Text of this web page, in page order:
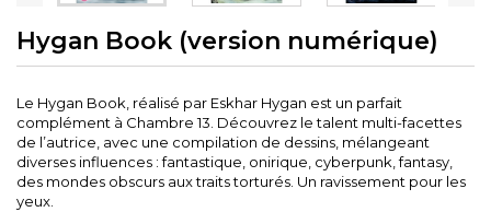
Hygan Book (version numérique)
Le Hygan Book, réalisé par Eskhar Hygan est un parfait
complément à Chambre 13. Découvrez le talent multi-facettes
de l’autrice, avec une compilation de dessins, mélangeant
diverses influences : fantastique, onirique, cyberpunk, fantasy,
des mondes obscurs aux traits torturés. Un ravissement pour les
yeux.